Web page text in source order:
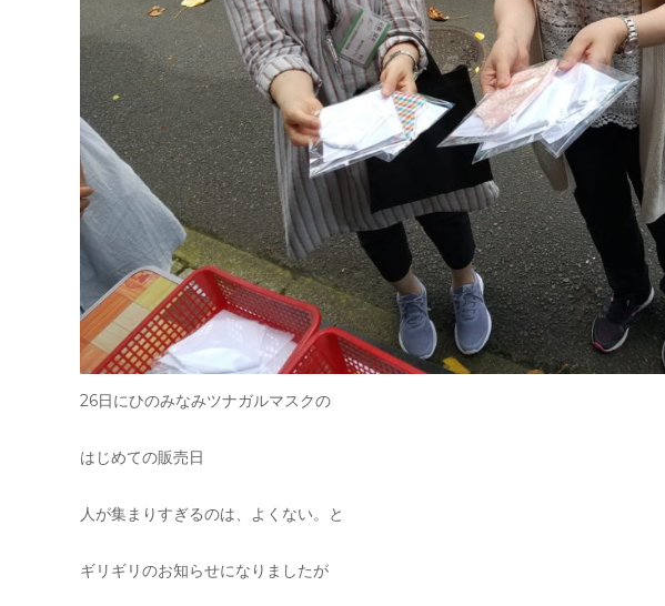
26日にひのみなみツナガルマスクの
はじめての販売日
人が集まりすぎるのは、よくない。と
ギリギリのお知らせになりましたが